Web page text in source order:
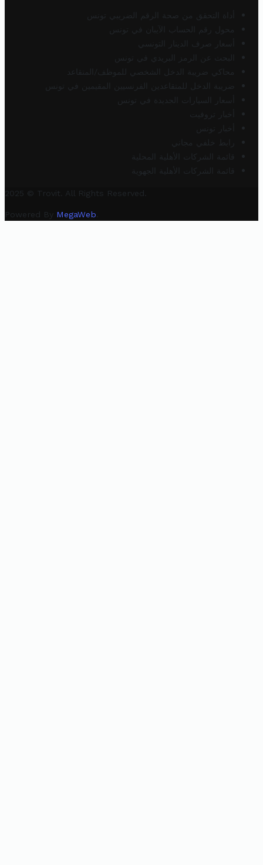
أداة التحقق من صحة الرقم الضريبي تونس
محول رقم الحساب الآيبان في تونس
أسعار صرف الدينار التونسي
البحث عن الرمز البريدي في تونس
محاكي ضريبة الدخل الشخصي للموظف/المتقاعد
ضريبة الدخل للمتقاعدين الفرنسيين المقيمين في تونس
أسعار السيارات الجديدة في تونس
أخبار تروفيت
أخبار تونس
رابط خلفي مجاني
قائمة الشركات الأهلية المحلية
قائمة الشركات الأهلية الجهوية
2025 © Trovit. All Rights Reserved.
Powered By MegaWeb